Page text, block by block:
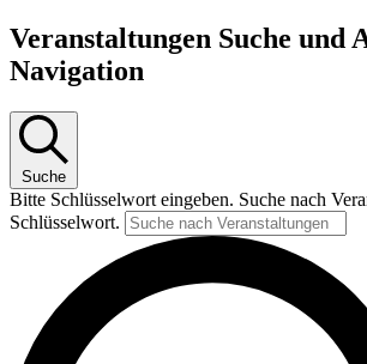
Veranstaltungen Suche und
Navigation
Suche
Bitte Schlüsselwort eingeben. Suche nach
Schlüsselwort.